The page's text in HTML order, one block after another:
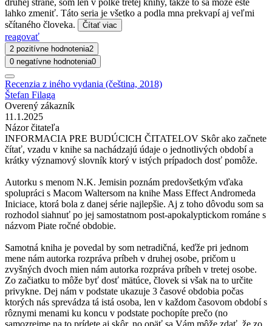
lahko zmeniť. Táto seria je všetko a podla mna prekvapí aj veľmi
sčítaného človeka.
Čítať viac
reagovať
2 pozitívne hodnotenia2
0 negatívne hodnotenia0
Recenzia z iného vydania (čeština, 2018)
Štefan Filaga
Overený zákazník
11.1.2025
Názor čitateľa
INFORMACIA PRE BUDÚCICH ČITATELOV Skôr ako začnete
čítať, vzadu v knihe sa nachádzajú údaje o jednotlivých období a
krátky významový slovník ktorý v istých prípadoch dosť pomôže.
Autorku s menom N.K. Jemisin poznám predovšetkým vďaka
spolupráci s Macom Waltersom na knihe Mass Effect Andromeda
Iniciace, ktorá bola z danej série najlepšie. Aj z toho dôvodu som sa
rozhodol siahnuť po jej samostatnom post-apokalyptickom románe s
názvom Piate ročné obdobie.
Samotná kniha je povedal by som netradičná, keďže pri jednom
mene nám autorka rozpráva príbeh v druhej osobe, pričom u
zvyšných dvoch mien nám autorka rozpráva príbeh v tretej osobe.
Zo začiatku to môže byť dosť mätúce, človek si však na to určite
privykne. Dej nám v podstate ukazuje 3 časové obdobia počas
ktorých nás sprevádza tá istá osoba, len v každom časovom období s
rôznymi menami ku koncu v podstate pochopíte prečo (no
samozrejme na to prídete aj skôr, no opäť sa Vám môže zdať, že zo